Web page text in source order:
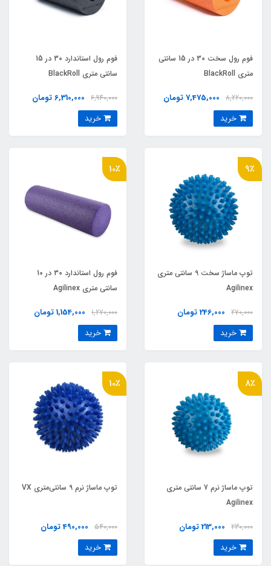
فوم رول سخت 30 در 15 سانتي
متري BlackRoll
8,220,000 7,475,000 تومان
فوم رول استاندارد 30 در 15
سانتي متري BlackRoll
6,940,000 6,310,000 تومان
9٪
توپ ماساژ سخت 9 سانتی متری
Agilinex
270,000 246,000 تومان
10٪
فوم رول استاندارد 30 در 10
سانتی متری Agilinex
1,270,000 1,154,000 تومان
8٪
توپ ماساژ نرم 7 سانتی متری
Agilinex
230,000 213,000 تومان
10٪
توپ ماساژ نرم 9 سانتی‌متری VX
540,000 490,000 تومان